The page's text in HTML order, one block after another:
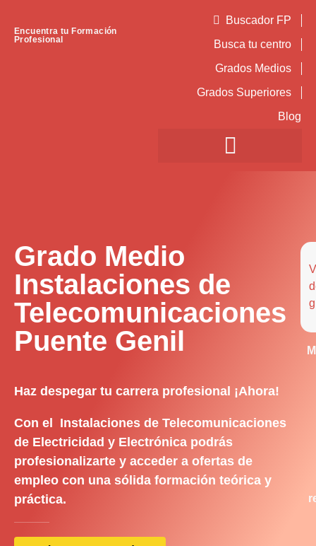
Encuentra tu Formación
Profesional
Buscador FP
Busca tu centro
Grados Medios
Grados Superiores
Blog
Grado Medio
Instalaciones de
Telecomunicaciones
Puente Genil
Haz despegar tu carrera profesional ¡Ahora!
Con el Instalaciones de Telecomunicaciones
de Electricidad y Electrónica podrás
profesionalizarte y acceder a ofertas de
empleo con una sólida formación teórica y
práctica.